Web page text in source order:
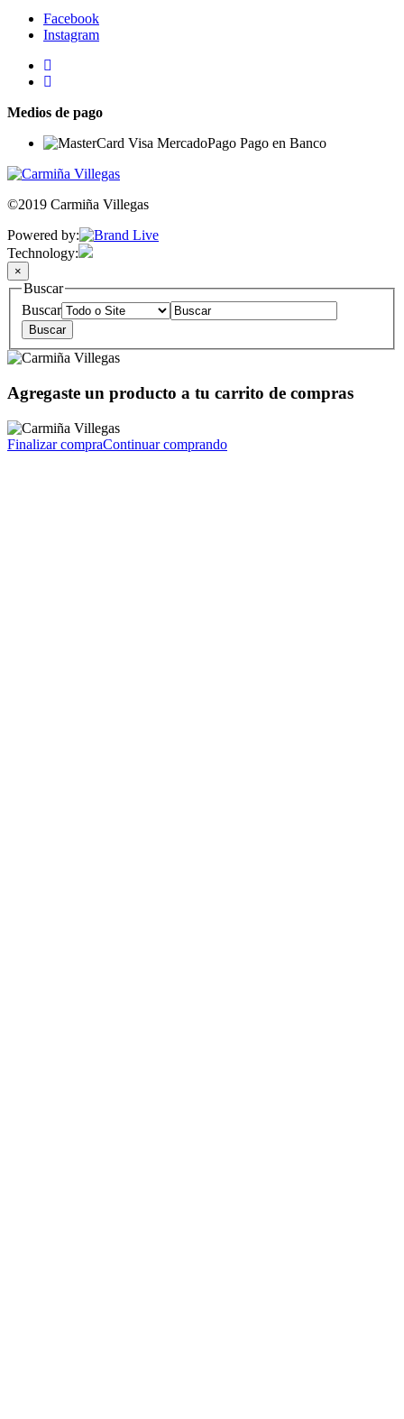
Facebook
Instagram
Medios de pago
©2019 Carmiña Villegas
Powered by:
Technology:
×
Buscar
Buscar
Agregaste un producto a tu carrito de compras
Finalizar compraContinuar comprando